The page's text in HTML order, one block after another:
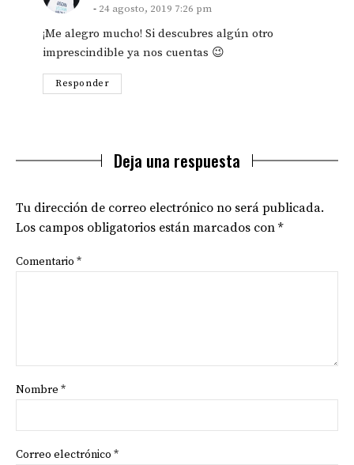
24 agosto, 2019 7:26 pm
¡Me alegro mucho! Si descubres algún otro
imprescindible ya nos cuentas 😉
Responder
Deja una respuesta
Tu dirección de correo electrónico no será publicada.
Los campos obligatorios están marcados con *
Comentario *
Nombre *
Correo electrónico *